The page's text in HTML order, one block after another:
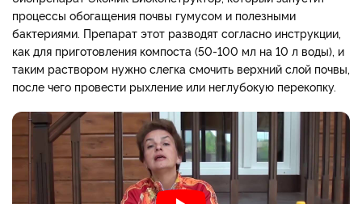
процессы обогащения почвы гумусом и полезными
бактериями. Препарат этот разводят согласно инструкции,
как для приготовления компоста (50-100 мл на 10 л воды), и
таким раствором нужно слегка смочить верхний слой почвы,
после чего провести рыхление или неглубокую перекопку.